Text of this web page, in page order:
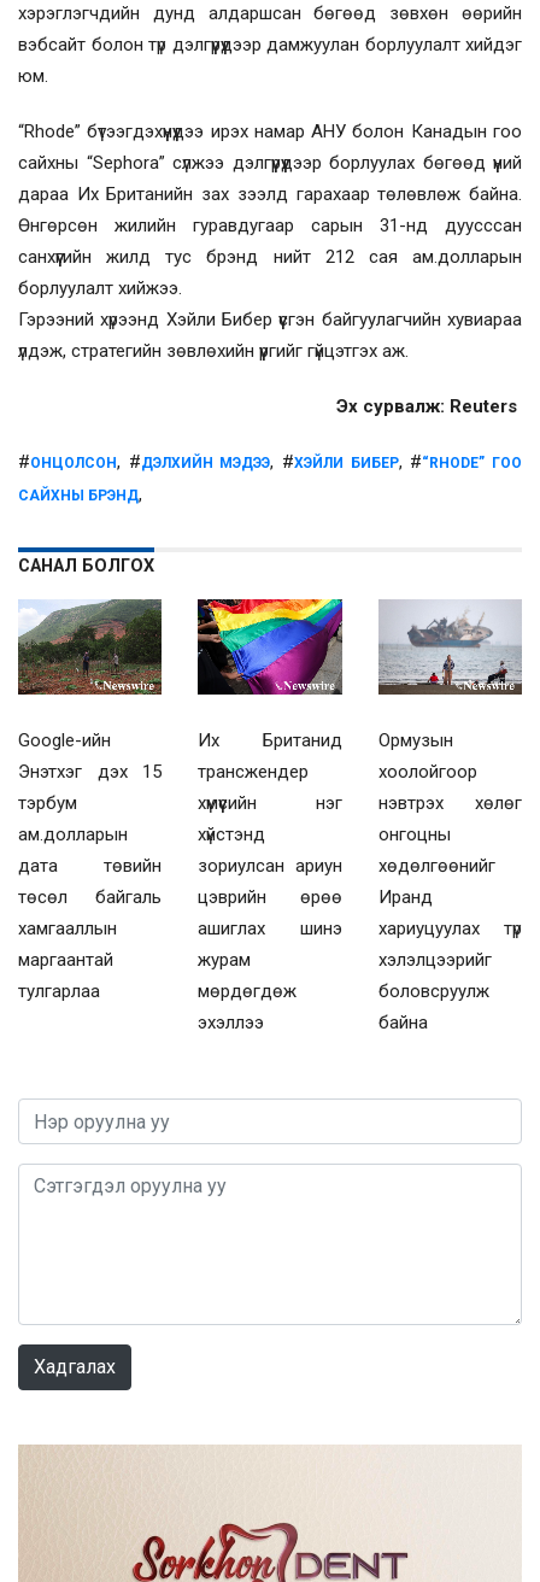
хэрэглэгчдийн дунд алдаршсан бөгөөд зөвхөн өөрийн
вэбсайт болон түр дэлгүүрүүдээр дамжуулан борлуулалт хийдэг
юм.
“Rhode” бүтээгдэхүүнүүдээ ирэх намар АНУ болон Канадын гоо
сайхны “Sephora” сүлжээ дэлгүүрүүдээр борлуулах бөгөөд үүний
дараа Их Британийн зах зээлд гарахаар төлөвлөж байна.
Өнгөрсөн жилийн гуравдугаар сарын 31-нд дуусссан
санхүүгийн жилд тус брэнд нийт 212 сая ам.долларын
борлуулалт хийжээ.
Гэрээний хүрээнд Хэйли Бибер үүсгэн байгуулагчийн хувиараа
үлдэж, стратегийн зөвлөхийн үүргийг гүйцэтгэх аж.
Эх сурвалж: Reuters
#ОНЦОЛСОН, #ДЭЛХИЙН МЭДЭЭ, #ХЭЙЛИ БИБЕР, #“RHODE” ГОО
САЙХНЫ БРЭНД,
САНАЛ БОЛГОХ
Google-ийн
Энэтхэг дэх 15
тэрбум
ам.долларын
дата төвийн
төсөл байгаль
хамгааллын
маргаантай
тулгарлаа
Их Британид
трансжендер
хүмүүсийн нэг
хүйстэнд
зориулсан ариун
цэврийн өрөө
ашиглах шинэ
журам
мөрдөгдөж
эхэллээ
Ормузын
хоолойгоор
нэвтрэх хөлөг
онгоцны
хөдөлгөөнийг
Иранд
хариуцуулах түр
хэлэлцээрийг
боловсруулж
байна
Хадгалах